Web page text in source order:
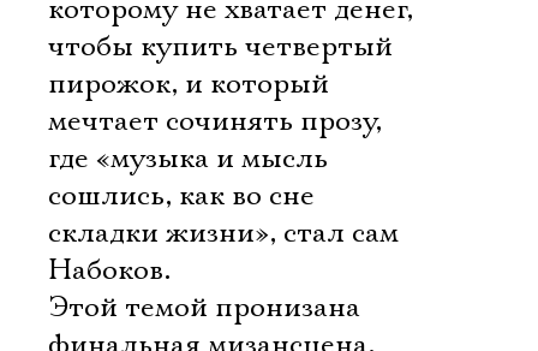
которому не хватает денег,
чтобы купить четвертый
пирожок, и который
мечтает сочинять прозу,
где «музыка и мысль
сошлись, как во сне
складки жизни», стал сам
Набоков.
Этой темой пронизана